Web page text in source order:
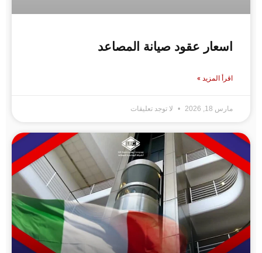
اسعار عقود صيانة المصاعد
اقرأ المزيد »
مارس 18, 2026 لا توجد تعليقات